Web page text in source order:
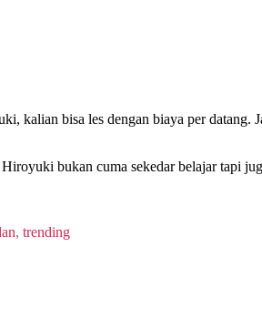
kalian bisa les dengan biaya per
bukan cuma sekedar belajar tapi
, trending